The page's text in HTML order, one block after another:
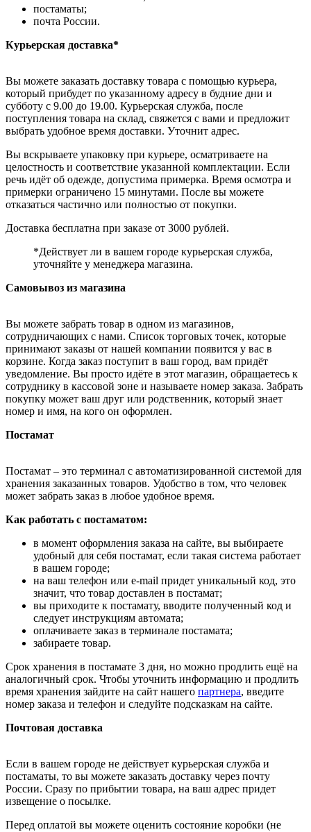
постаматы;
почта России.
Курьерская доставка*
Вы можете заказать доставку товара с помощью курьера,
который прибудет по указанному адресу в будние дни и
субботу с 9.00 до 19.00. Курьерская служба, после
поступления товара на склад, свяжется с вами и предложит
выбрать удобное время доставки. Уточнит адрес.
Вы вскрываете упаковку при курьере, осматриваете на
целостность и соответствие указанной комплектации. Если
речь идёт об одежде, допустима примерка. Время осмотра и
примерки ограничено 15 минутами. После вы можете
отказаться частично или полностью от покупки.
Доставка бесплатна при заказе от 3000 рублей.
*Действует ли в вашем городе курьерская служба,
уточняйте у менеджера магазина.
Самовывоз из магазина
Вы можете забрать товар в одном из магазинов,
сотрудничающих с нами. Список торговых точек, которые
принимают заказы от нашей компании появится у вас в
корзине. Когда заказ поступит в ваш город, вам придёт
уведомление. Вы просто идёте в этот магазин, обращаетесь к
сотруднику в кассовой зоне и называете номер заказа. Забрать
покупку может ваш друг или родственник, который знает
номер и имя, на кого он оформлен.
Постамат
Постамат – это терминал с автоматизированной системой для
хранения заказанных товаров. Удобство в том, что человек
может забрать заказ в любое удобное время.
Как работать с постаматом:
в момент оформления заказа на сайте, вы выбираете
удобный для себя постамат, если такая система работает
в вашем городе;
на ваш телефон или e-mail придет уникальный код, это
значит, что товар доставлен в постамат;
вы приходите к постамату, вводите полученный код и
следует инструкциям автомата;
оплачиваете заказ в терминале постамата;
забираете товар.
Срок хранения в постамате 3 дня, но можно продлить ещё на
аналогичный срок. Чтобы уточнить информацию и продлить
время хранения зайдите на сайт нашего партнера, введите
номер заказа и телефон и следуйте подсказкам на сайте.
Почтовая доставка
Если в вашем городе не действует курьерская служба и
постаматы, то вы можете заказать доставку через почту
России. Сразу по прибытии товара, на ваш адрес придет
извещение о посылке.
Перед оплатой вы можете оценить состояние коробки (не